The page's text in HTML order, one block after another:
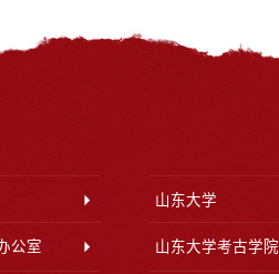
山东大学
公室 山东大学考古学院